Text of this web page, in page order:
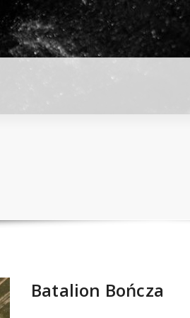
Batalion Bończa